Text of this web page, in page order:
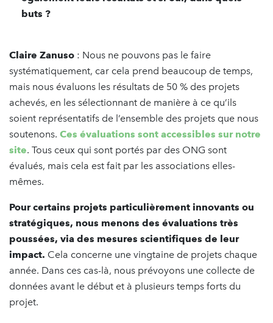
buts ?
Claire Zanuso : Nous ne pouvons pas le faire
systématiquement, car cela prend beaucoup de temps,
mais nous évaluons les résultats de 50 % des projets
achevés, en les sélectionnant de manière à ce qu’ils
soient représentatifs de l’ensemble des projets que nous
soutenons. Ces évaluations sont accessibles sur notre
site. Tous ceux qui sont portés par des ONG sont
évalués, mais cela est fait par les associations elles-
mêmes.
Pour certains projets particulièrement innovants ou
stratégiques, nous menons des évaluations très
poussées, via des mesures scientifiques de leur
impact. Cela concerne une vingtaine de projets chaque
année. Dans ces cas-là, nous prévoyons une collecte de
données avant le début et à plusieurs temps forts du
projet.